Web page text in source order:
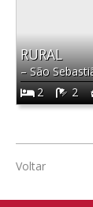
RURAL
–São
2
2
Voltar